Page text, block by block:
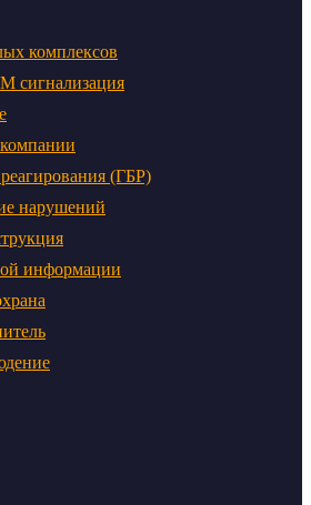
комплексов
сигнализация
(ГБР)
нарушений
информации